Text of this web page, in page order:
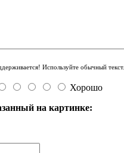
Используйте обычный текст.
Хорошо
на картинке: